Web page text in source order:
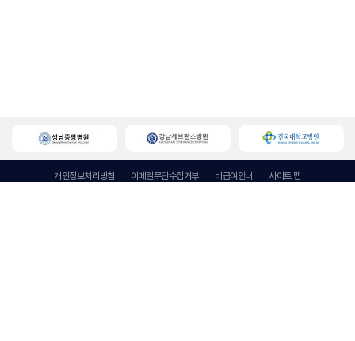
개인정보처리방침 이메일무단수집거부 비급여안내 사이트 맵